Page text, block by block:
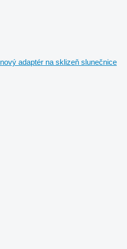
nový adaptér na sklizeň slunečnice